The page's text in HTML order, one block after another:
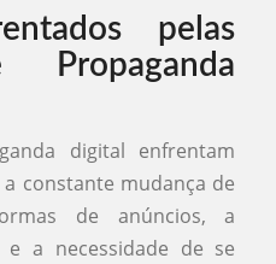
pelas
Propaganda
digital enfrentam
constante mudança de
de anúncios, a
a necessidade de se